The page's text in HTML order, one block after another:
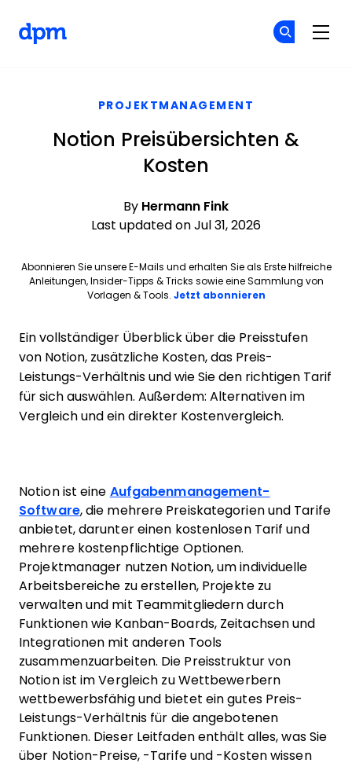
PROJEKTMANAGEMENT
Notion Preisübersichten &
Kosten
By Hermann Fink
Last updated on Jul 31, 2026
Abonnieren Sie unsere E-Mails und erhalten Sie als Erste hilfreiche
Anleitungen, Insider-Tipps & Tricks sowie eine Sammlung von
Vorlagen & Tools. Jetzt abonnieren
Ein vollständiger Überblick über die Preisstufen
von Notion, zusätzliche Kosten, das Preis-
Leistungs-Verhältnis und wie Sie den richtigen Tarif
für sich auswählen. Außerdem: Alternativen im
Vergleich und ein direkter Kostenvergleich.
Notion ist eine Aufgabenmanagement-
Software, die mehrere Preiskategorien und Tarife
anbietet, darunter einen kostenlosen Tarif und
mehrere kostenpflichtige Optionen.
Projektmanager nutzen Notion, um individuelle
Arbeitsbereiche zu erstellen, Projekte zu
verwalten und mit Teammitgliedern durch
Funktionen wie Kanban-Boards, Zeitachsen und
Integrationen mit anderen Tools
zusammenzuarbeiten. Die Preisstruktur von
Notion ist im Vergleich zu Wettbewerbern
wettbewerbsfähig und bietet ein gutes Preis-
Leistungs-Verhältnis für die angebotenen
Funktionen. Dieser Leitfaden enthält alles, was Sie
über Notion-Preise, -Tarife und -Kosten wissen